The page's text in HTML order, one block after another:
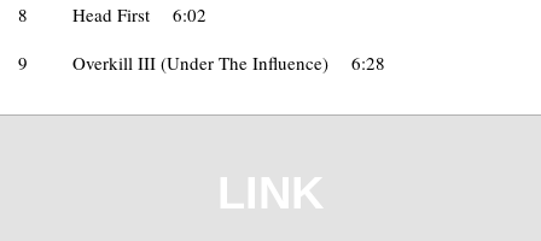
8
Head First
6:02
9
Overkill III (Under The Influence) 6:28
LINK